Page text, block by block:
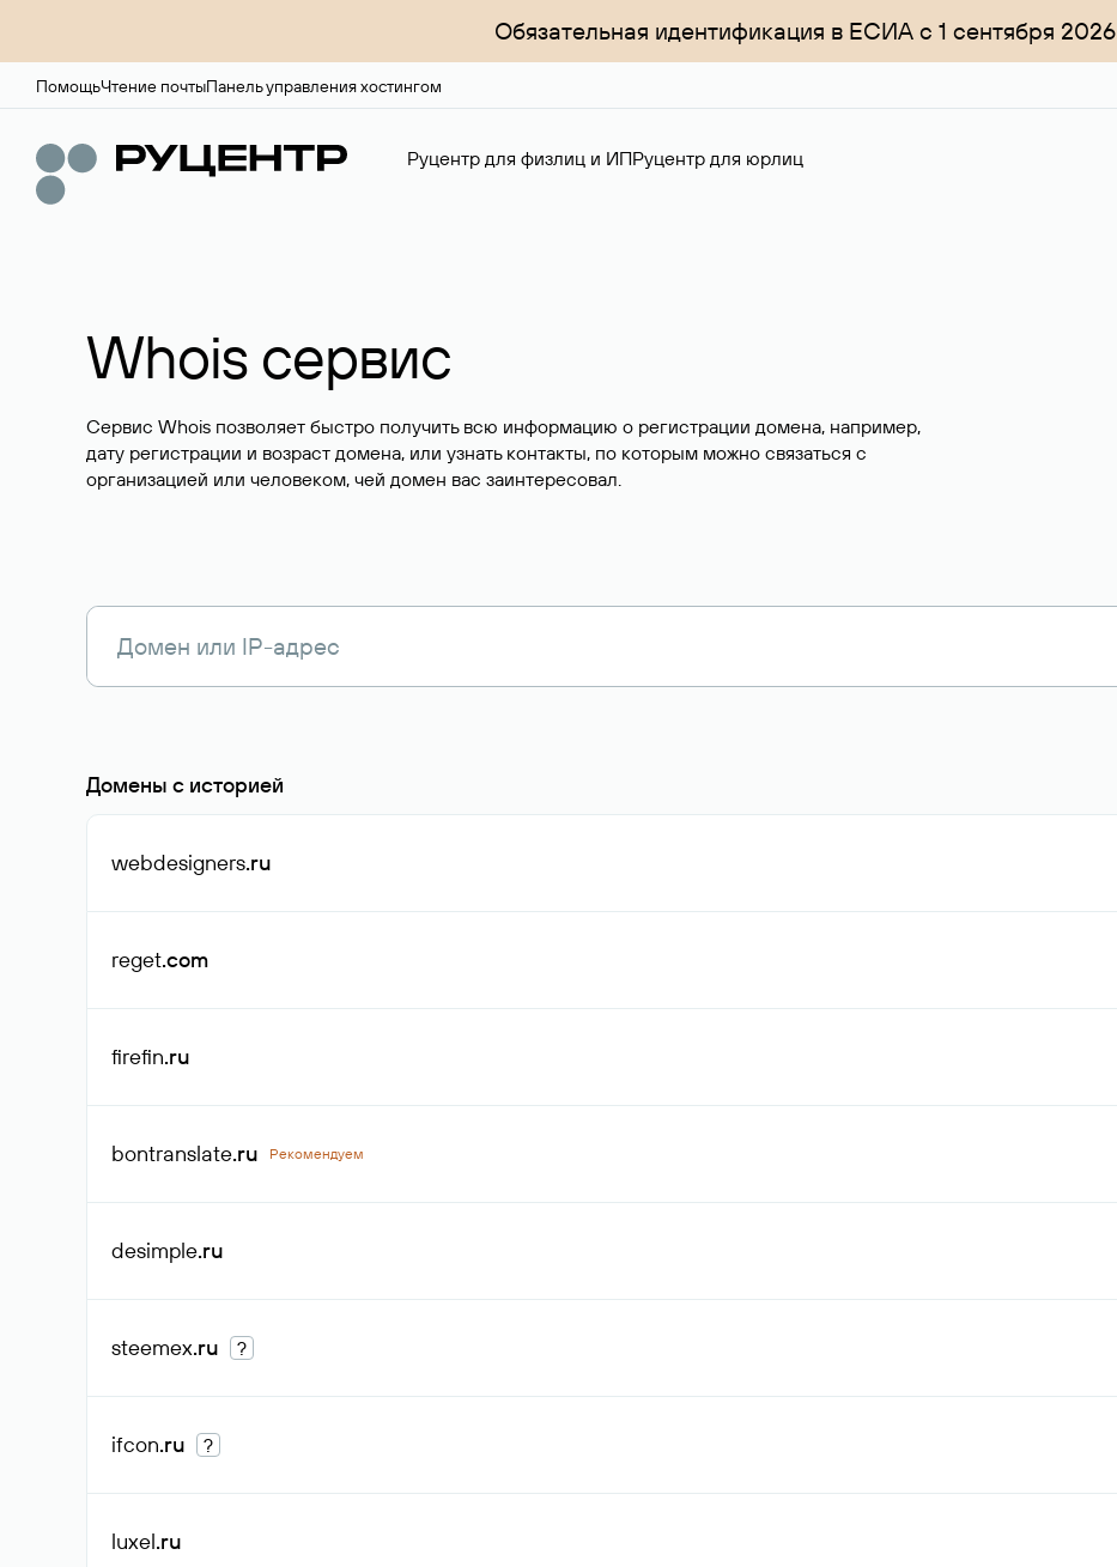
Обязательная идентификация в ЕСИА с 1 сентября 2026
ПомощьЧтение почтыПанель управления хостингом
Руцентр для физлиц и ИПРуцентр для юрлиц
Whois сервис
Сервис Whois позволяет быстро получить всю информацию о регистрации домена, например,
дату регистрации и возраст домена, или узнать контакты, по которым можно связаться с
организацией или человеком, чей домен вас заинтересовал.
Домены с историей
webdesigners.ru
reget.com
firefin.ru
bontranslate.ru Рекомендуем
desimple.ru
steemex.ru ?
ifcon.ru ?
luxel.ru